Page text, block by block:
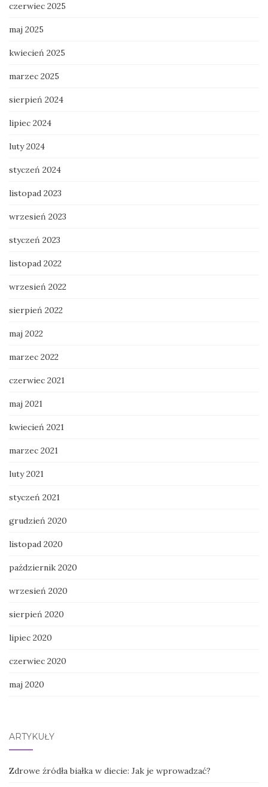
czerwiec 2025
maj 2025
kwiecień 2025
marzec 2025
sierpień 2024
lipiec 2024
luty 2024
styczeń 2024
listopad 2023
wrzesień 2023
styczeń 2023
listopad 2022
wrzesień 2022
sierpień 2022
maj 2022
marzec 2022
czerwiec 2021
maj 2021
kwiecień 2021
marzec 2021
luty 2021
styczeń 2021
grudzień 2020
listopad 2020
październik 2020
wrzesień 2020
sierpień 2020
lipiec 2020
czerwiec 2020
maj 2020
ARTYKUŁY
Zdrowe źródła białka w diecie: Jak je wprowadzać?